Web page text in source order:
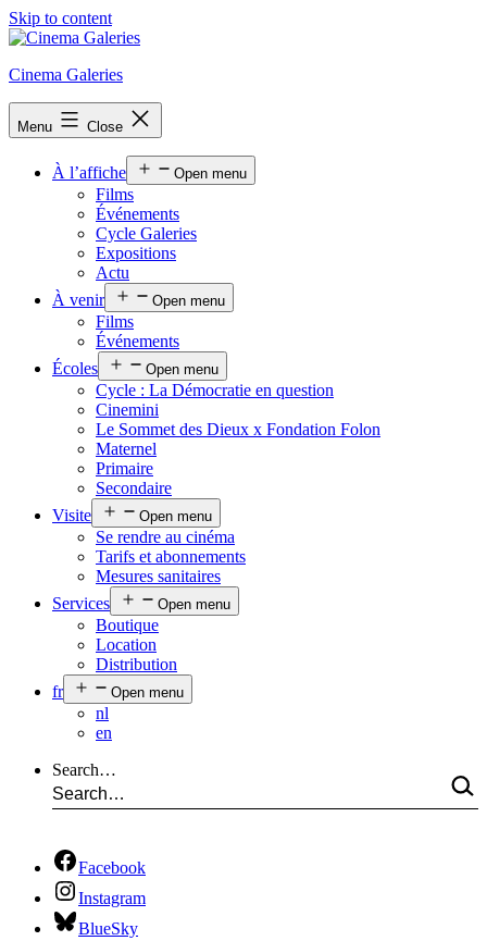
Skip to content
Cinema Galeries
Menu Close
À l’affiche Open menu
Films
Événements
Cycle Galeries
Expositions
Actu
À venir
Open menu
Films
Événements
Écoles
Open menu
Cycle : La Démocratie en question
Cinemini
Le Sommet des Dieux x Fondation Folon
Maternel
Primaire
Secondaire
Visite
Open menu
Se rendre au cinéma
Tarifs et abonnements
Mesures sanitaires
Services
Open menu
Boutique
Location
Distribution
fr
Open menu
nl
en
Search…
Facebook
Instagram
BlueSky